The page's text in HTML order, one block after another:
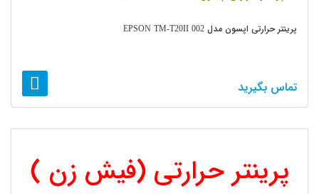
پرینتر حرارتی اپسون مدل EPSON TM-T20II 002
تماس بگیرید
پرینتر حرارتی (فیش زن )